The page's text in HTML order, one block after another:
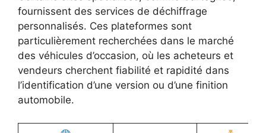
fournissent des services de déchiffrage
personnalisés. Ces plateformes sont
particulièrement recherchées dans le marché
des véhicules d’occasion, où les acheteurs et
vendeurs cherchent fiabilité et rapidité dans
l’identification d’une version ou d’une finition
automobile.